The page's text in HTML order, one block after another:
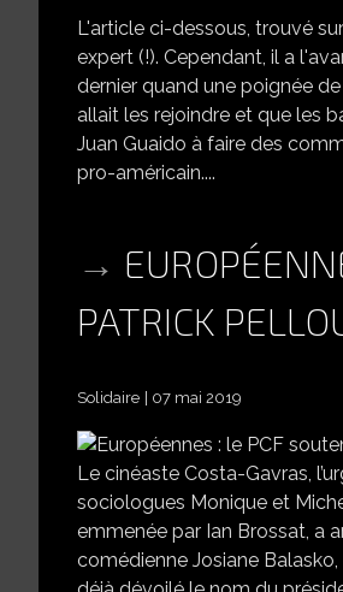
L'article ci-dessous, trouvé
expert (!). Cependant, il a
dernier quand une poignée
allait les rejoindre et que les
Juan Guaido à faire des
pro-américain....
PATRICK
Solidaire 07 mai 2019
Le cinéaste Costa-Gavras,
sociologues Monique et
emmenée par Ian Brossat, a
comédienne Josiane